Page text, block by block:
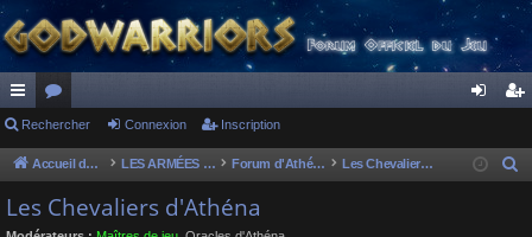
ac
co
ur
ci
or
u
m
s
ne cri
Rechercher Connexion Inscription
Accueil du forum LES ARMÉES DIVINES - FORUMS DE CLAN Forum d'Athéna Les Chevaliers d'Athéna
Les Chevaliers d'Athéna